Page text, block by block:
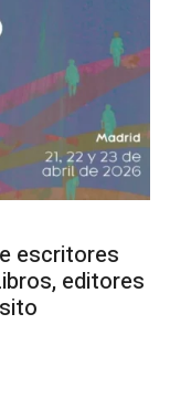
escritores
editores